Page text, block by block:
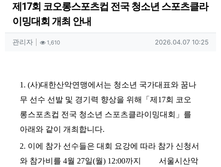
제17회 코오롱스포츠컵 전국 청소년 스포츠클라
이밍대회 개최 안내
작성자 정보
관리자 작성1,610조회 작성일
2026.04.07 10:25
본문
1. (사)대한산악연맹에서는 청소년 국가대표와 꿈나
무 선수 선발 및 경기력 향상을 위해
「 제 17회 코오
롱스포츠컵 전국 청소년 스포츠클라이밍대회 」 를
아래와 같이 개최합니다.
2. 이에 참가 선수들은 대회 요강에 따라 참가 신청서
와 참가비를 4월 27일(월) 12:00까지 서울시산악